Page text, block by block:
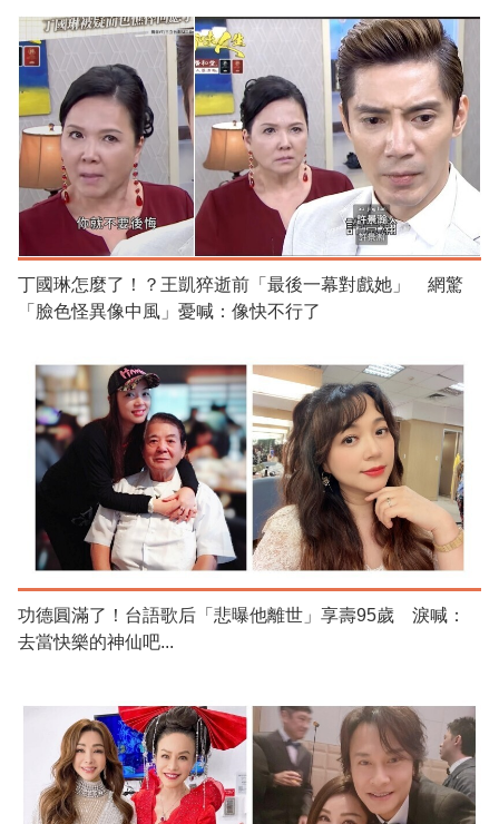
丁國琳怎麼了！？王凱猝逝前「最後一幕對戲她」 網驚
「臉色怪異像中風」憂喊：像快不行了
功德圓滿了！台語歌后「悲曝他離世」享壽95歲 淚喊：
去當快樂的神仙吧...